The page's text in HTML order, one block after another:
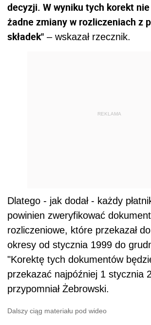
decyzji. W wyniku tych korekt
żadne zmiany w rozliczeniach z
składek" – wskazał rzecznik.
REKLAMA
Dlatego - jak dodał - każdy
powinien zweryfikować
rozliczeniowe, które przekazał
okresy od stycznia 1999 do
"Korektę tych dokumentów
przekazać najpóźniej 1 stycznia
przypomniał Żebrowski.
Dalszy ciąg materiału pod wideo